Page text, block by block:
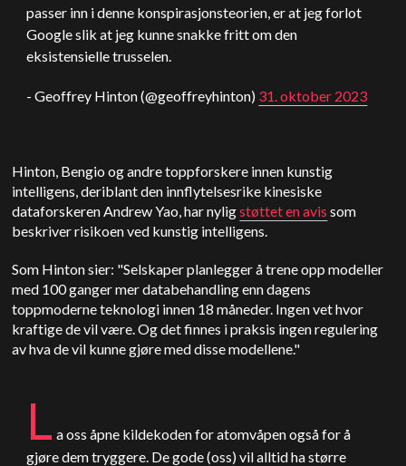
passer inn i denne konspirasjonsteorien, er at jeg forlot
Google slik at jeg kunne snakke fritt om den
eksistensielle trusselen.
- Geoffrey Hinton (@geoffreyhinton) 31. oktober 2023
Hinton, Bengio og andre toppforskere innen kunstig
intelligens, deriblant den innflytelsesrike kinesiske
dataforskeren Andrew Yao, har nyligstøttet en avis som
beskriver risikoen ved kunstig intelligens.
Som Hinton sier: "Selskaper planlegger å trene opp modeller
med 100 ganger mer databehandling enn dagens
toppmoderne teknologi innen 18 måneder. Ingen vet hvor
kraftige de vil være. Og det finnes i praksis ingen regulering
av hva de vil kunne gjøre med disse modellene."
L a oss åpne kildekoden for atomvåpen også for å
gjøre dem tryggere. De gode (oss) vil alltid ha større